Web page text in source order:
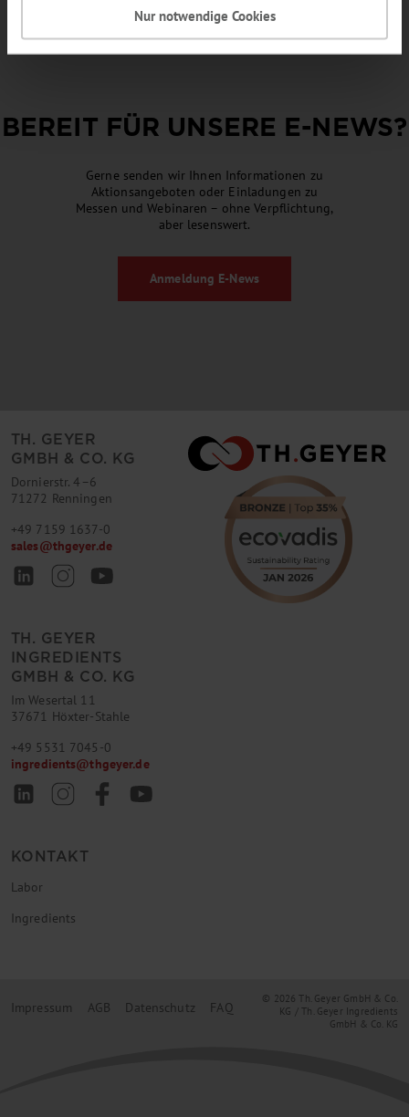
Nur notwendige Cookies
BEREIT FÜR UNSERE E-NEWS?
Gerne senden wir Ihnen Informationen zu
Aktionsangeboten oder Einladungen zu
Messen und Webinaren – ohne Verpflichtung,
aber lesenswert.
Anmeldung E-News
TH. GEYER
GMBH & CO. KG
Dornierstr. 4–6
71272 Renningen
+49 7159 1637-0
sales@thgeyer.de
TH. GEYER
INGREDIENTS
GMBH & CO. KG
Im Wesertal 11
37671 Höxter-Stahle
+49 5531 7045-0
ingredients@thgeyer.de
KONTAKT
Labor
Ingredients
Impressum AGB Datenschutz FAQ
© 2026 Th. Geyer GmbH & Co.
KG / Th. Geyer Ingredients
GmbH & Co. KG